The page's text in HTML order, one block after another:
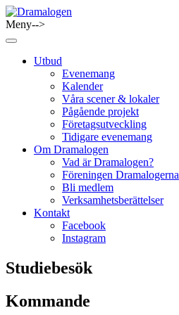
Skip
to
content
Meny-->
Utbud
Evenemang
Kalender
Våra scener & lokaler
Pågående projekt
Företagsutveckling
Tidigare evenemang
Om Dramalogen
Vad är Dramalogen?
Föreningen Dramalogerna
Bli medlem
Verksamhetsberättelser
Kontakt
Facebook
Instagram
Studiebesök
Kommande